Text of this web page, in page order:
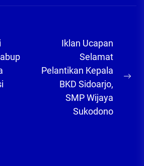
Iklan Ucapan
Selamat
Pelantikan Kepala
BKD Sidoarjo,
SMP Wijaya
Sukodono